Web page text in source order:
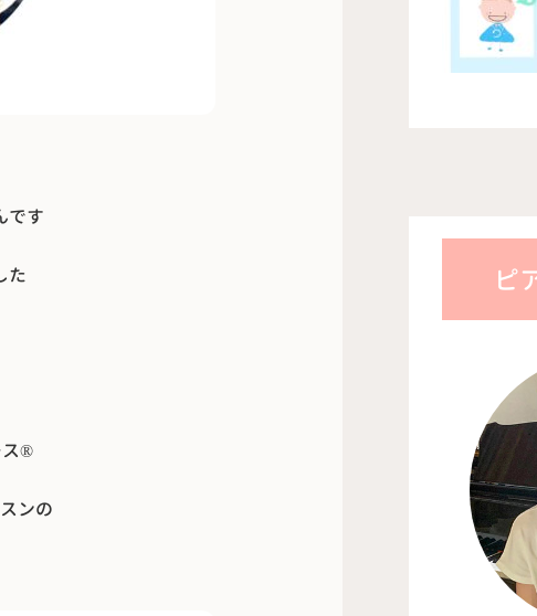
です
た
ス®︎
ンの
ピ